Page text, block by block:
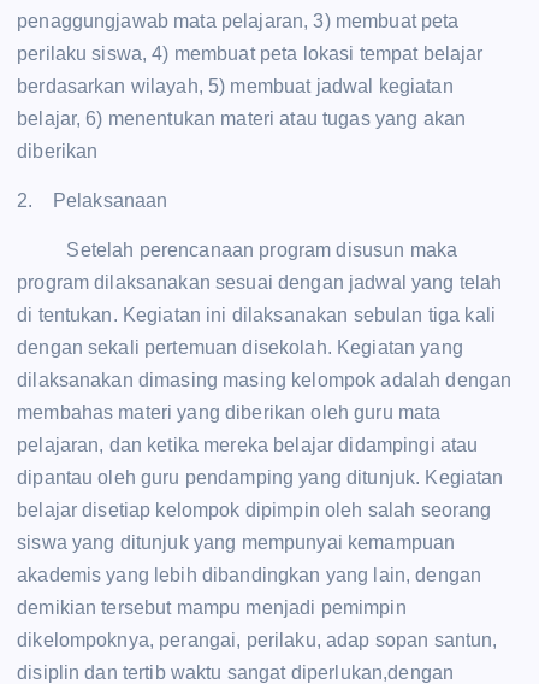
penaggungjawab mata pelajaran, 3) membuat peta
perilaku siswa, 4) membuat peta lokasi tempat belajar
berdasarkan wilayah, 5) membuat jadwal kegiatan
belajar, 6) menentukan materi atau tugas yang akan
diberikan
2. Pelaksanaan
Setelah perencanaan program disusun maka
program dilaksanakan sesuai dengan jadwal yang telah
di tentukan. Kegiatan ini dilaksanakan sebulan tiga kali
dengan sekali pertemuan disekolah. Kegiatan yang
dilaksanakan dimasing masing kelompok adalah dengan
membahas materi yang diberikan oleh guru mata
pelajaran, dan ketika mereka belajar didampingi atau
dipantau oleh guru pendamping yang ditunjuk. Kegiatan
belajar disetiap kelompok dipimpin oleh salah seorang
siswa yang ditunjuk yang mempunyai kemampuan
akademis yang lebih dibandingkan yang lain, dengan
demikian tersebut mampu menjadi pemimpin
dikelompoknya, perangai, perilaku, adap sopan santun,
disiplin dan tertib waktu sangat diperlukan,dengan